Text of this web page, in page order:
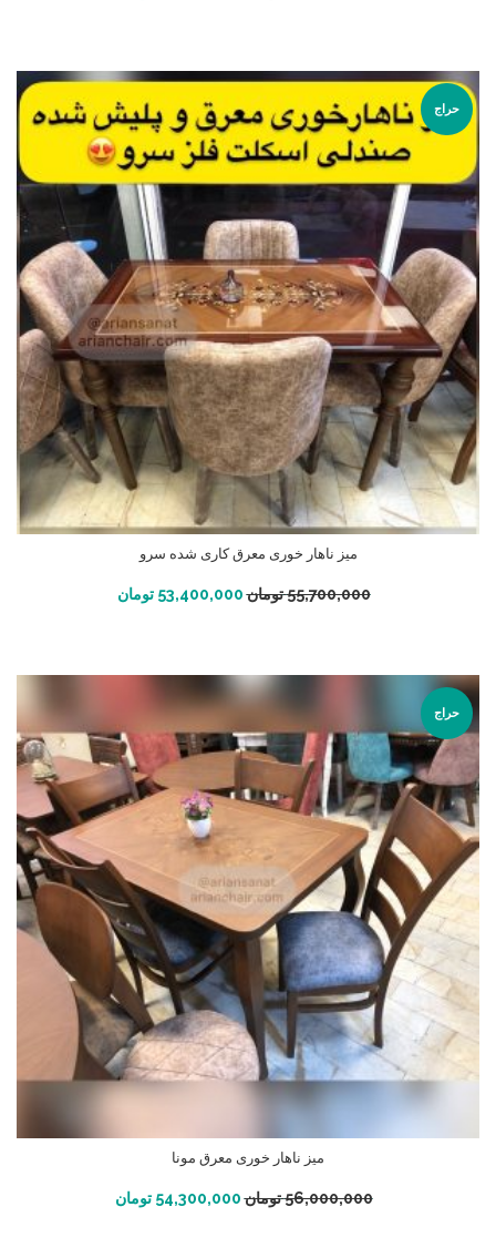
حراج
میز ناهار خوری معرق کاری شده سرو
55,700,000تومان 53,400,000 تومان افزودن به سبد خرید
حراج
میز ناهار خوری معرق مونا
56,000,000تومان 54,300,000 تومان افزودن به سبد خرید